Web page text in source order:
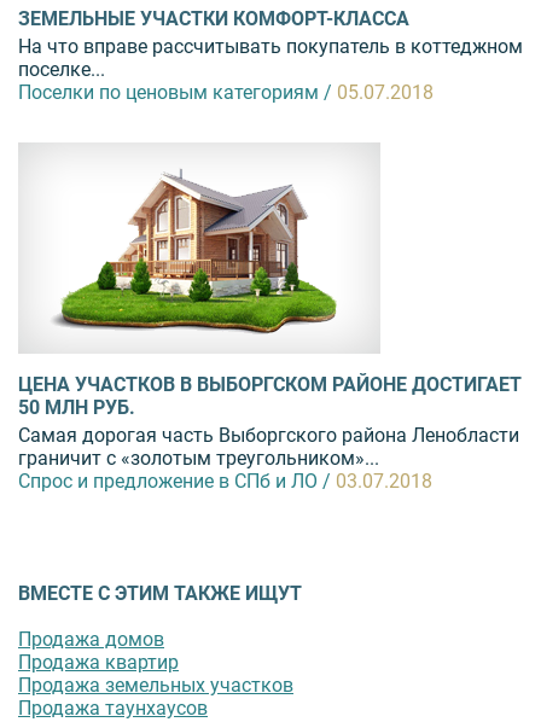
ЗЕМЕЛЬНЫЕ УЧАСТКИ КОМФОРТ-КЛАССА
На что вправе рассчитывать покупатель в коттеджном
поселке...
Поселки по ценовым категориям / 05.07.2018
ЦЕНА УЧАСТКОВ В ВЫБОРГСКОМ РАЙОНЕ ДОСТИГАЕТ
50 МЛН РУБ.
Самая дорогая часть Выборгского района Ленобласти
граничит с «золотым треугольником»...
Спрос и предложение в СПб и ЛО / 03.07.2018
ВМЕСТЕ С ЭТИМ ТАКЖЕ ИЩУТ
Продажа домов
Продажа квартир
Продажа земельных участков
Продажа таунхаусов